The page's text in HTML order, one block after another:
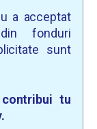
a acceptat
fonduri
sunt
tu